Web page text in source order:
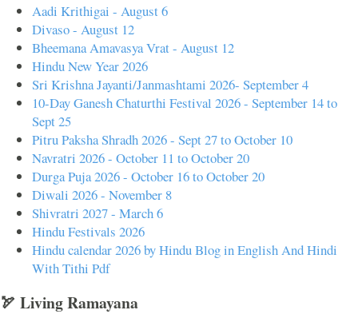
Aadi Krithigai - August 6
Divaso - August 12
Bheemana Amavasya Vrat - August 12
Hindu New Year 2026
Sri Krishna Jayanti/Janmashtami 2026- September 4
10-Day Ganesh Chaturthi Festival 2026 - September 14 to
Sept 25
Pitru Paksha Shradh 2026 - Sept 27 to October 10
Navratri 2026 - October 11 to October 20
Durga Puja 2026 - October 16 to October 20
Diwali 2026 - November 8
Shivratri 2027 - March 6
Hindu Festivals 2026
Hindu calendar 2026 by Hindu Blog in English And Hindi
With Tithi Pdf
🏹 Living Ramayana